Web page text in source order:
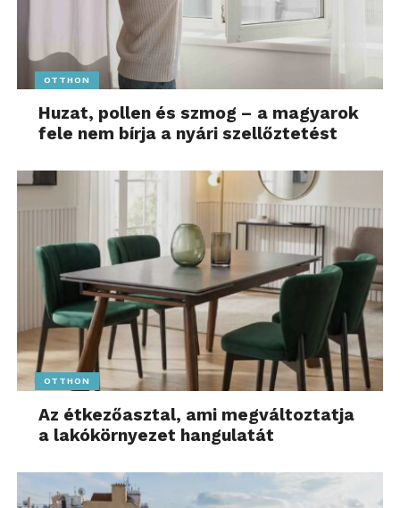
OTTHON
Huzat, pollen és szmog – a magyarok
fele nem bírja a nyári szellőztetést
OTTHON
Az étkezőasztal, ami megváltoztatja
a lakókörnyezet hangulatát